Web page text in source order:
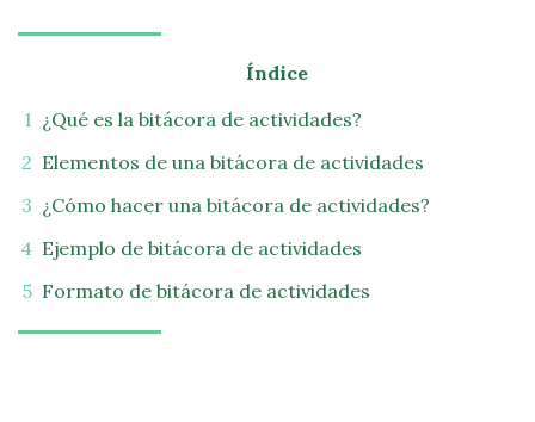
Índice
¿Qué es la bitácora de actividades?
Elementos de una bitácora de actividades
¿Cómo hacer una bitácora de actividades?
Ejemplo de bitácora de actividades
Formato de bitácora de actividades